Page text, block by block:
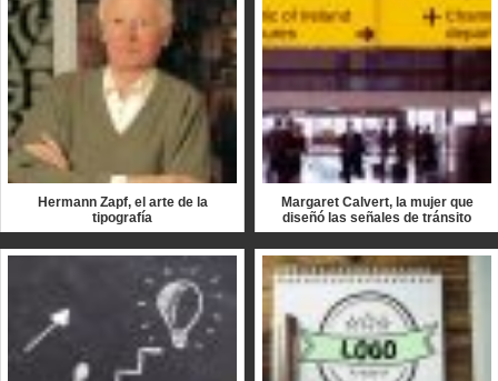
Hermann Zapf, el arte de la
tipografía
Margaret Calvert, la mujer que
diseñó las señales de tránsito